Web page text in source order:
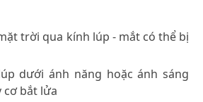
trời qua kính lúp - mắt có thể bị
dưới ánh năng hoặc ánh sáng
cơ bắt lửa